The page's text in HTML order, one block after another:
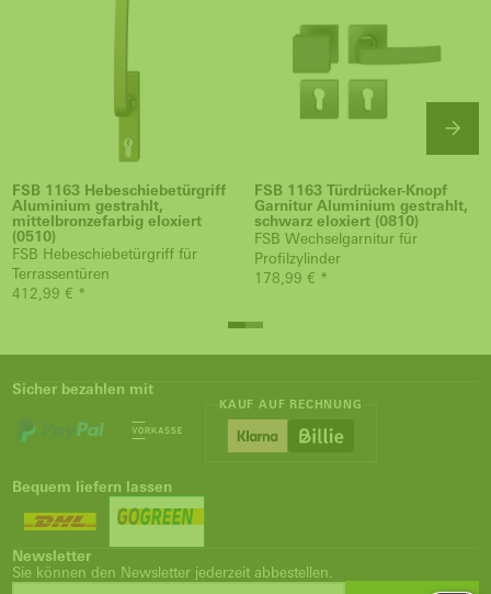
FSB 1163 Hebeschiebetürgriff
Aluminium gestrahlt,
mittelbronzefarbig eloxiert
(0510)
FSB Hebeschiebetürgriff für
Terrassentüren
412,99 € *
FSB 1163 Türdrücker-Knopf
Garnitur Aluminium gestrahlt,
schwarz eloxiert (0810)
FSB Wechselgarnitur für
Profilzylinder
178,99 € *
Sicher bezahlen mit
KAUF AUF RECHNUNG
Bequem liefern lassen
Newsletter
Sie können den Newsletter jederzeit abbestellen.